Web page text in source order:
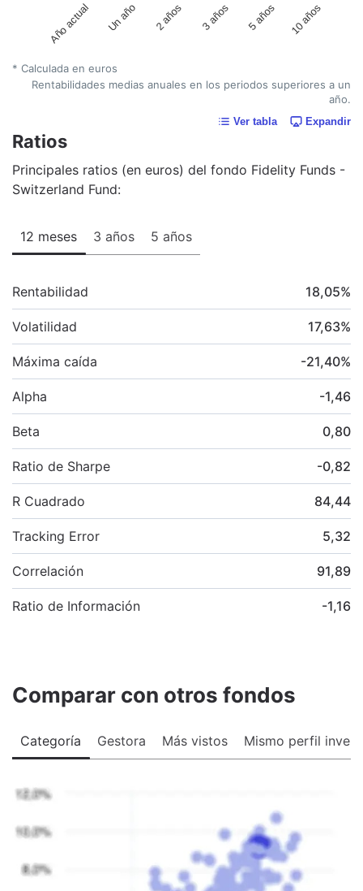
Año actual Un año 2 años 3 años 5 años 10 años
* Calculada en euros
Rentabilidades medias anuales en los periodos superiores a un
año.
Ver tabla Expandir
Ratios
Principales ratios (en euros) del fondo Fidelity Funds -
Switzerland Fund:
12 meses 3 años 5 años
Rentabilidad 18,05%
Volatilidad 17,63%
Máxima caída -21,40%
Alpha -1,46
Beta 0,80
Ratio de Sharpe -0,82
R Cuadrado 84,44
Tracking Error 5,32
Correlación 91,89
Ratio de Información -1,16
Comparar con otros fondos
Categoría Gestora Más vistos Mismo perfil